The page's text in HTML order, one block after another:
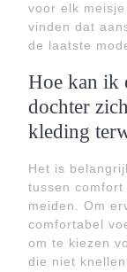
voor elk
vinden dat
de laatste
Hoe kan ik
dochter
kleding
Het is
tussen
meiden. Om
comfortabel
om te kiezen
die niet